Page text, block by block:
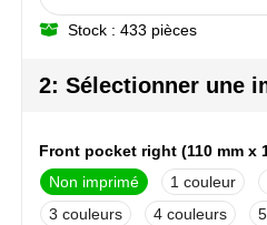
NoStress
Ocean Bottle
Parker pennen
Stock : 433 pièces
2: Sélectionner une
Front pocket right (110 mm x
Non imprimé
1
3
4
5